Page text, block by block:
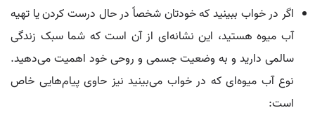
اگر در خواب ببینید که خودتان شخصاً در حال درست کردن یا تهیه
آب میوه هستید، این نشانه‌ای از آن است که شما سبک زندگی
سالمی دارید و به وضعیت جسمی و روحی خود اهمیت می‌دهید.
نوع آب میوه‌ای که در خواب می‌بینید نیز حاوی پیام‌هایی خاص
است: